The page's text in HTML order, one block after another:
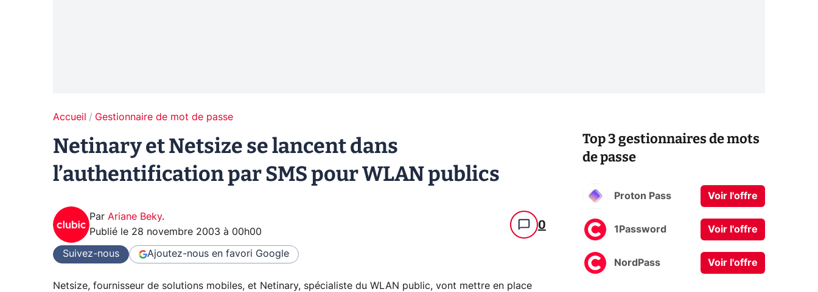
Accueil Gestionnaire de mot de passe
Netinary et Netsize se lancent dans
l’authentification par SMS pour WLAN publics
Par Ariane Beky.
Publié le 28 novembre 2003 à 00h00 0
Suivez-nous Ajoutez-nous en favori Google
Netsize, fournisseur de solutions mobiles, et Netinary, spécialiste du WLAN public, vont mettre en place
Top 3 gestionnaires de mots
de passe
Proton Pass Voir l'offre
1Password Voir l'offre
NordPass Voir l'offre